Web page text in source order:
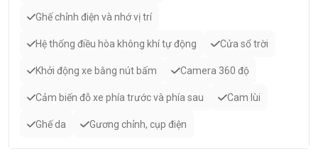
Ghế chỉnh điện và nhớ vị trí
Hệ thống điều hòa không khí tự động Cửa sổ trời
Khởi động xe bằng nút bấm Camera 360 độ
Cảm biến đỗ xe phía trước và phía sau Cam lùi
Ghế da Gương chỉnh, cụp điện